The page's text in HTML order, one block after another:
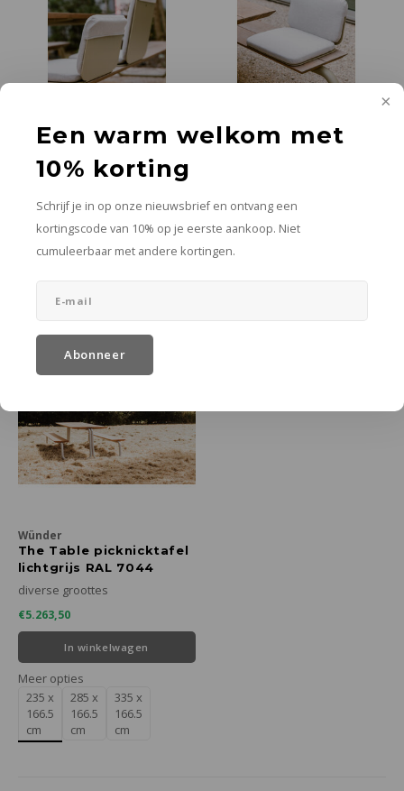
Een warm welkom met
10% korting
Schrijf je in op onze nieuwsbrief en ontvang een
kortingscode van 10% op je eerste aankoop. Niet
cumuleerbaar met andere kortingen.
Abonneer
Wünder
The seat zitkussen H 45
In winkelwagen
Meer opties
Wünder
Meer opties
Wünder
The Table picknicktafel
lichtgrijs RAL 7044
diverse groottes
€5.263,50
In winkelwagen
Meer opties
235 x
166.5
cm
285 x
166.5
cm
335 x
166.5
cm